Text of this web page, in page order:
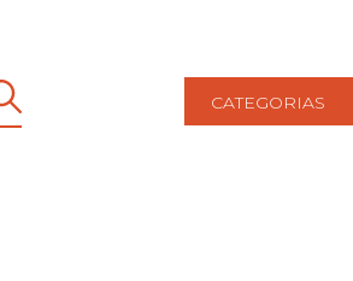
CATEGORIAS